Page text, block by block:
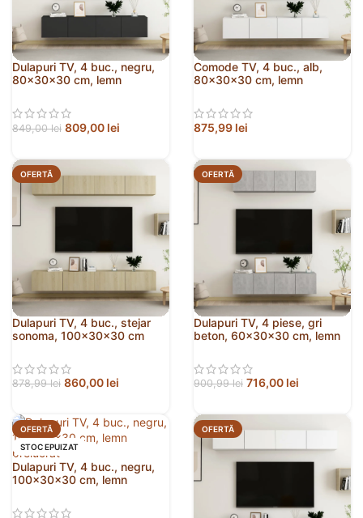
Dulapuri TV, 4 buc., negru,
80x30x30 cm, lemn
849,00lei 809,00 lei
Comode TV, 4 buc., alb,
80x30x30 cm, lemn
875,99 lei
OFERTĂ
Dulapuri TV, 4 buc., stejar
sonoma, 100x30x30 cm
878,99lei 860,00 lei
OFERTĂ
Dulapuri TV, 4 piese, gri
beton, 60x30x30 cm, lemn
900,99lei 716,00 lei
OFERTĂ
STOC EPUIZAT
Dulapuri TV, 4 buc., negru,
100x30x30 cm, lemn
OFERTĂ